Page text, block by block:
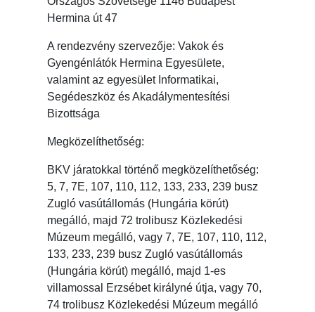
Hermina út 47
A rendezvény szervezője: Vakok és
Gyengénlátók Hermina Egyesülete,
valamint az egyesület Informatikai,
Segédeszköz és Akadálymentesítési
Bizottsága
Megközelíthetőség:
BKV járatokkal történő megközelíthetőség:
5, 7, 7E, 107, 110, 112, 133, 233, 239 busz
Zugló vasútállomás (Hungária körút)
megálló, majd 72 trolibusz Közlekedési
Múzeum megálló, vagy 7, 7E, 107, 110, 112,
133, 233, 239 busz Zugló vasútállomás
(Hungária körút) megálló, majd 1-es
villamossal Erzsébet királyné útja, vagy 70,
74 trolibusz Közlekedési Múzeum megálló